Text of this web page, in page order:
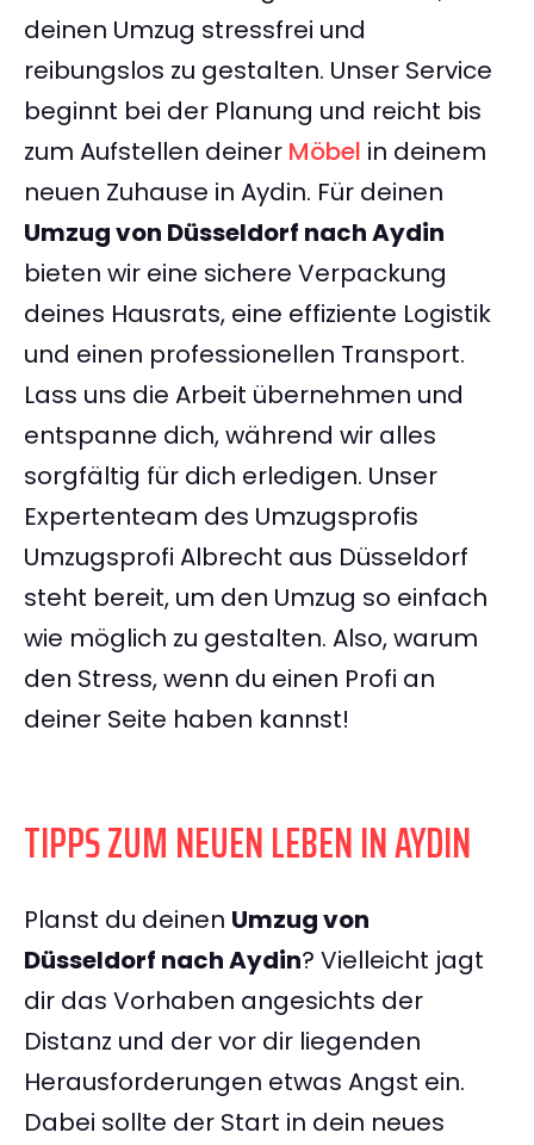
deinen Umzug stressfrei und
reibungslos zu gestalten. Unser Service
beginnt bei der Planung und reicht bis
zum Aufstellen deiner Möbel in deinem
neuen Zuhause in Aydin. Für deinen
Umzug von Düsseldorf nach Aydin
bieten wir eine sichere Verpackung
deines Hausrats, eine effiziente Logistik
und einen professionellen Transport.
Lass uns die Arbeit übernehmen und
entspanne dich, während wir alles
sorgfältig für dich erledigen. Unser
Expertenteam des Umzugsprofis
Umzugsprofi Albrecht aus Düsseldorf
steht bereit, um den Umzug so einfach
wie möglich zu gestalten. Also, warum
den Stress, wenn du einen Profi an
deiner Seite haben kannst!
TIPPS ZUM NEUEN LEBEN IN AYDIN
Planst du deinen Umzug von
Düsseldorf nach Aydin? Vielleicht jagt
dir das Vorhaben angesichts der
Distanz und der vor dir liegenden
Herausforderungen etwas Angst ein.
Dabei sollte der Start in dein neues